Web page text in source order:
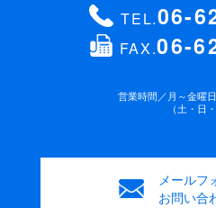
TEL.06-
FAX.06-
営業時間／月～金曜
（土・日
メールフ
お問い合